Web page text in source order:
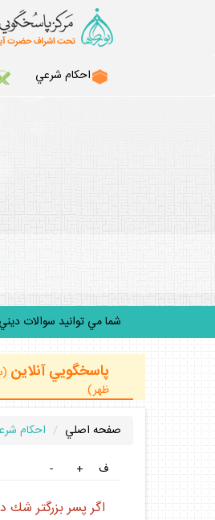
احكام شرعي
شما مي توانيد سوالات ديني خود را به
پاسخگويي آنلاين
ظهر)
صفحه اصلي احكام
ف
+
-
اگر پسر بزرگ‏تر شك